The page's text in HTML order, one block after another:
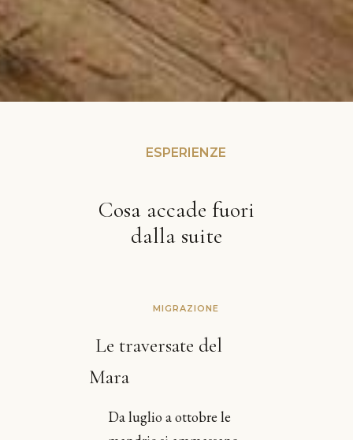
ESPERIENZE
Cosa accade fuori
dalla suite
MIGRAZIONE
Le traversate del
Mara
Da luglio a ottobre le